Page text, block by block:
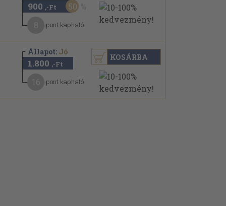
900 ,-Ft 50
pont kapható
Állapot: Jó
1.800 ,-Ft
pont kapható
KOSÁRBA